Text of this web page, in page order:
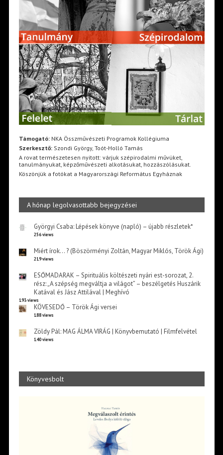
Támogató:NKA Összművészeti Programok Kollégiuma
Szerkesztő:Szondi György, Toót-Holló Tamás
A rovat természetesen nyitott: várjuk szépirodalmi művüket,
tanulmányukat, képzőművészeti alkotásukat, hozzászólásukat.
Köszönjük a fotókat a Magyarországi Református Egyháznak
A hónap legolvasottabb bejegyzései
Györgyi Csaba: Lépések könyve (napló) – újabb részletek*
256 views
Miért írok… ? (Böszörményi Zoltán, Magyar Miklós, Török Ági)
219 views
ESŐMADARAK – Spirituális költészeti nyári est-sorozat, 2.
rész: „A szépség megváltja a világot” – beszélgetés Huszárik
Katával és Jász Attilával | Meghívó
193 views
KÖVESEDŐ – Török Ági versei
188 views
Zöldy Pál: MAG ÁLMA VIRÁG | Könyvbemutató | Filmfelvétel
140 views
Könyvesbolt